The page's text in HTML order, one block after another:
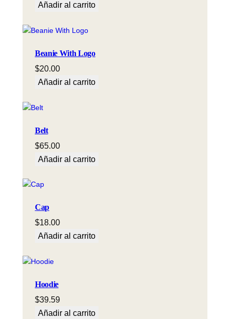
Añadir al carrito
Beanie With Logo
$20.00
Añadir al carrito
Belt
$65.00
Añadir al carrito
Cap
$18.00
Añadir al carrito
Hoodie
$39.59
Añadir al carrito